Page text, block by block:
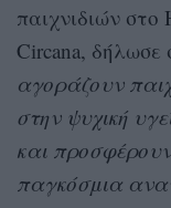
παιχνιδιών
Circana, δήλωσε
αγοράζουν
στην ψυχική
και
παγκόσμια